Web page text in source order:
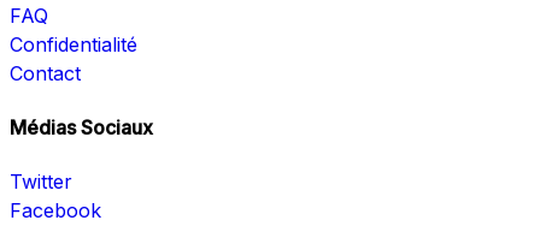
FAQ
Confidentialité
Contact
Médias Sociaux
Twitter
Facebook